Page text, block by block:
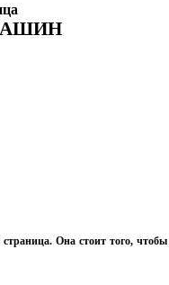
Она стоит того, чтобы